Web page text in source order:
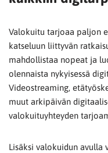
Valokuitu tarjoaa paljon
katseluun liittyvän
mahdollistaa nopeat ja
olennaista nykyisessä
Videostreaming,
muut arkipäivän
valokuituyhteyden
Lisäksi valokuidun